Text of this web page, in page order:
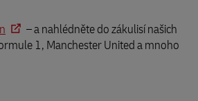
– a nahlédněte do zákulisí našich
1, Manchester United a mnoho